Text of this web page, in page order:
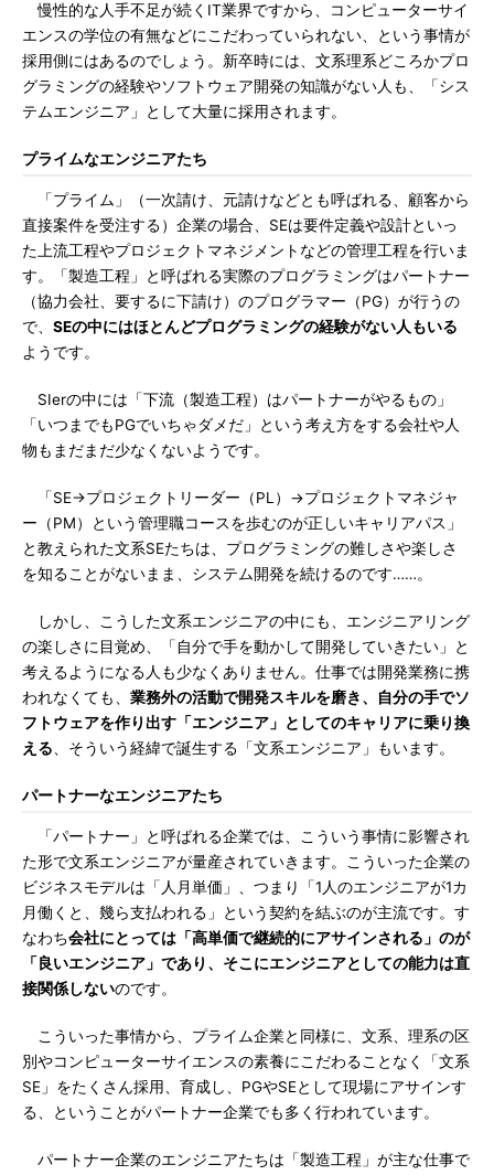
慢性的な人手不足が続くIT業界ですから、コンピューターサイ
エンスの学位の有無などにこだわっていられない、という事情が
採用側にはあるのでしょう。新卒時には、文系理系どころかプロ
グラミングの経験やソフトウェア開発の知識がない人も、「シス
テムエンジニア」として大量に採用されます。
プライムなエンジニアたち
「プライム」（一次請け、元請けなどとも呼ばれる、顧客から
直接案件を受注する）企業の場合、SEは要件定義や設計といっ
た上流工程やプロジェクトマネジメントなどの管理工程を行いま
す。「製造工程」と呼ばれる実際のプログラミングはパートナー
（協力会社、要するに下請け）のプログラマー（PG）が行うの
で、 SEの中にはほとんどプログラミングの経験がない人もいる
ようです。
SIerの中には「下流（製造工程）はパートナーがやるもの」
「いつまでもPGでいちゃダメだ」という考え方をする会社や人
物もまだまだ少なくないようです。
「SE→プロジェクトリーダー（PL）→プロジェクトマネジャ
ー（PM）という管理職コースを歩むのが正しいキャリアパス」
と教えられた文系SEたちは、プログラミングの難しさや楽しさ
を知ることがないまま、システム開発を続けるのです……。
しかし、こうした文系エンジニアの中にも、エンジニアリング
の楽しさに目覚め、「自分で手を動かして開発していきたい」と
考えるようになる人も少なくありません。仕事では開発業務に携
われなくても、 業務外の活動で開発スキルを磨き、自分の手でソ
フトウェアを作り出す「エンジニア」としてのキャリアに乗り換
える 、そういう経緯で誕生する「文系エンジニア」もいます。
パートナーなエンジニアたち
「パートナー」と呼ばれる企業では、こういう事情に影響され
た形で文系エンジニアが量産されていきます。こういった企業の
ビジネスモデルは「人月単価」、つまり「1人のエンジニアが1カ
月働くと、幾ら支払われる」という契約を結ぶのが主流です。す
なわち会社にとっては「高単価で継続的にアサインされる」のが
「良いエンジニア」であり、そこにエンジニアとしての能力は直
接関係しないのです。
こういった事情から、プライム企業と同様に、文系、理系の区
別やコンピューターサイエンスの素養にこだわることなく「文系
SE」をたくさん採用、育成し、PGやSEとして現場にアサインす
る、ということがパートナー企業でも多く行われています。
パートナー企業のエンジニアたちは「製造工程」が主な仕事で